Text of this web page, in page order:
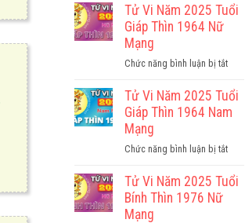
Vi
Nhâm
1952
Nam
Tử Vi Năm 2025 Tuổi
Giáp Thìn 1964 Nữ
Mạng
Chức năng bình luận bị tắtở
Vi
Năm
Giáp
1964
Tử Vi Năm 2025 Tuổi
Giáp Thìn 1964 Nam
Mạng
Chức năng bình luận bị tắtở
Vi
Tử Vi Năm 2025 Tuổi
Bính Thìn 1976 Nữ
Mạng